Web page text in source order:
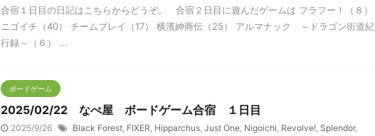
合宿１日目の日記はこちらからどうぞ。 合宿２日目に遊んだゲームは フラフー！（８）
ニゴイチ（40） チームプレイ（17） 横濱紳商伝（25） アルマナック ～ドラゴン街道紀
行録～（６） ...
ボードゲーム
2025/02/22 なべ屋 ボードゲーム合宿 １日目
2025/9/26 Black Forest, FIXER, Hipparchus, Just One, Nigoichi, Revolve!, Splendor,